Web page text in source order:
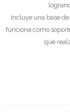
Incluye una base
funciona como
que